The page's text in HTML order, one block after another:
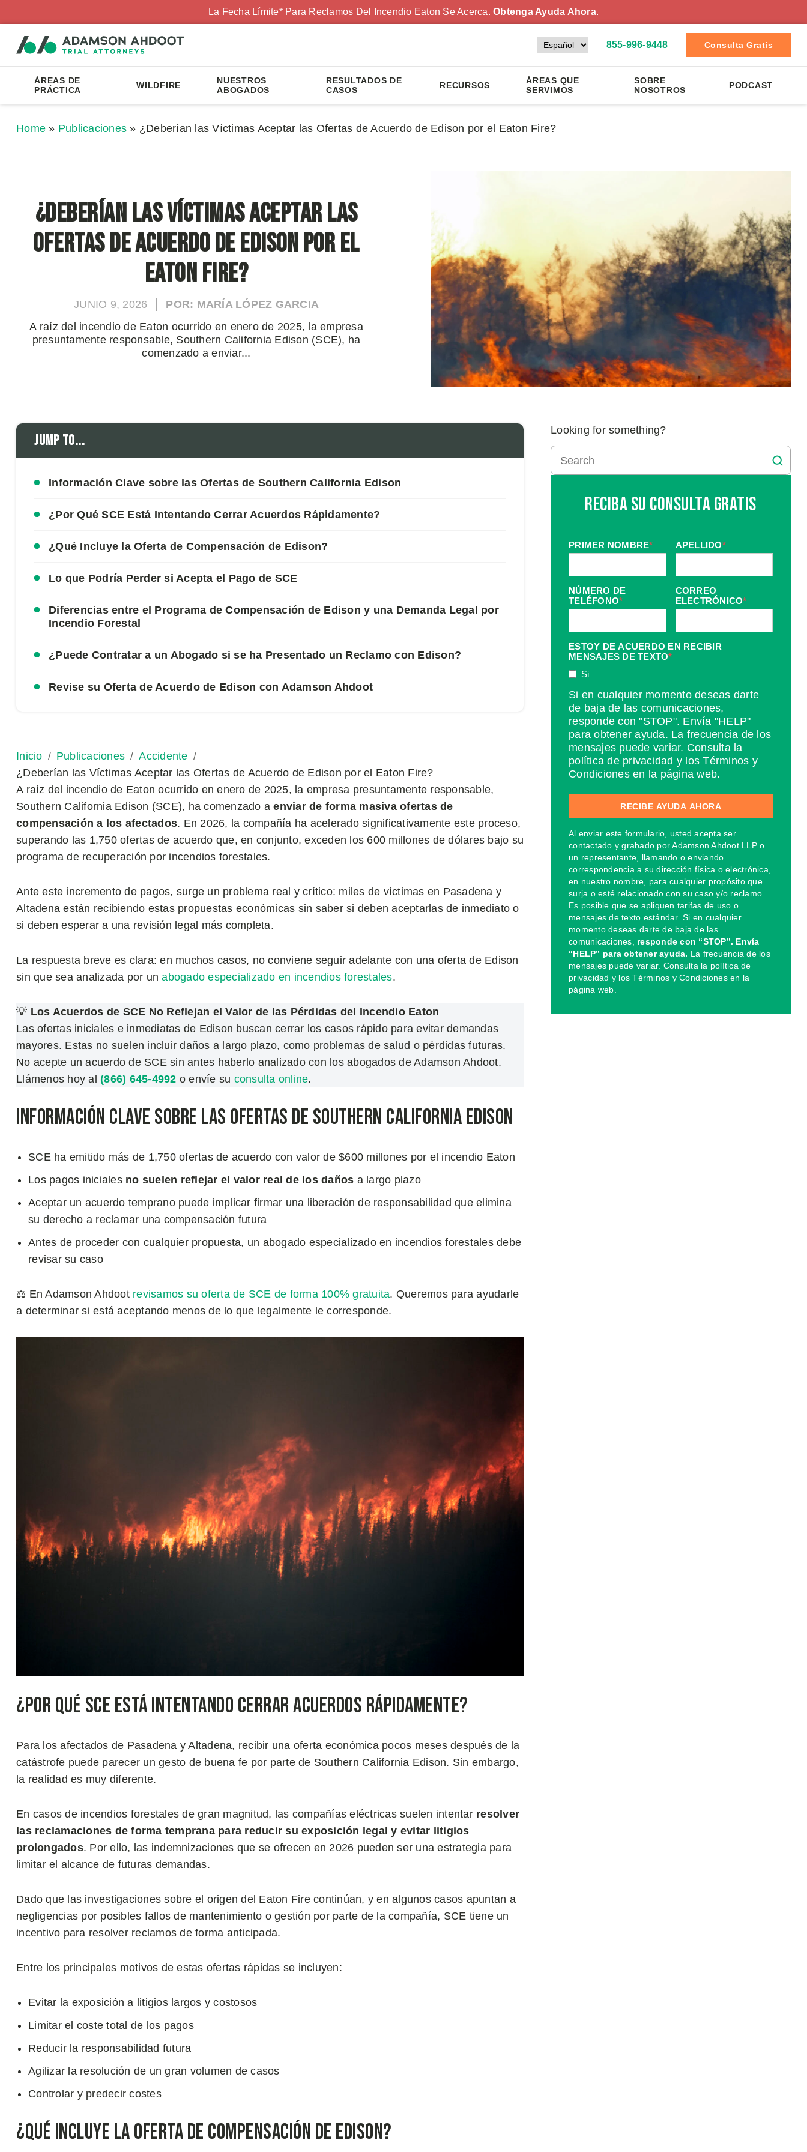
La Fecha Límite* Para Reclamos Del Incendio Eaton Se Acerca.Obtenga Ayuda Ahora.
855-996-9448 Consulta Gratis
ÁREAS DE
PRÁCTICA
WILDFIRE
NUESTROS
ABOGADOS
RESULTADOS DE
CASOS
RECURSOS
ÁREAS QUE
SERVIMOS
SOBRE
NOSOTROS
PODCAST
Home » Publicaciones » ¿Deberían las Víctimas Aceptar las Ofertas de Acuerdo de Edison por el Eaton Fire?
¿Deberían las Víctimas Aceptar las
Ofertas de Acuerdo de Edison por el
Eaton Fire?
JUNIO 9, 2026
POR: MARÍA LÓPEZ GARCIA
A raíz del incendio de Eaton ocurrido en enero de 2025, la empresa
presuntamente responsable, Southern California Edison (SCE), ha
comenzado a enviar...
Jump to...
Información Clave sobre las Ofertas de Southern California Edison
¿Por Qué SCE Está Intentando Cerrar Acuerdos Rápidamente?
¿Qué Incluye la Oferta de Compensación de Edison?
Lo que Podría Perder si Acepta el Pago de SCE
Diferencias entre el Programa de Compensación de Edison y una Demanda Legal por
Incendio Forestal
¿Puede Contratar a un Abogado si se ha Presentado un Reclamo con Edison?
Revise su Oferta de Acuerdo de Edison con Adamson Ahdoot
Inicio Publicaciones
Accidente
¿Deberían las Víctimas Aceptar las Ofertas de Acuerdo de Edison por el Eaton Fire?
A raíz del incendio de Eaton ocurrido en enero de 2025, la empresa presuntamente responsable,
Southern California Edison (SCE), ha comenzado aenviar de forma masiva ofertas de
compensación a los afectados. En 2026, la compañía ha acelerado significativamente este proceso,
superando las 1,750 ofertas de acuerdo que, en conjunto, exceden los 600 millones de dólares bajo su
programa de recuperación por incendios forestales.
Ante este incremento de pagos, surge un problema real y crítico: miles de víctimas en Pasadena y
Altadena están recibiendo estas propuestas económicas sin saber si deben aceptarlas de inmediato o
si deben esperar a una revisión legal más completa.
La respuesta breve es clara: en muchos casos, no conviene seguir adelante con una oferta de Edison
sin que sea analizada por unabogado especializado en incendios forestales.
💡 Los Acuerdos de SCE No Reflejan el Valor de las Pérdidas del Incendio Eaton
Las ofertas iniciales e inmediatas de Edison buscan cerrar los casos rápido para evitar demandas
mayores. Estas no suelen incluir daños a largo plazo, como problemas de salud o pérdidas futuras.
No acepte un acuerdo de SCE sin antes haberlo analizado con los abogados de Adamson Ahdoot.
Llámenos hoy al (866) 645-4992 o envíe su consulta online.
Información Clave sobre las Ofertas de Southern California Edison
SCE ha emitido más de 1,750 ofertas de acuerdo con valor de $600 millones por el incendio Eaton
Los pagos iniciales no suelen reflejar el valor real de los daños a largo plazo
Aceptar un acuerdo temprano puede implicar firmar una liberación de responsabilidad que elimina
su derecho a reclamar una compensación futura
Antes de proceder con cualquier propuesta, un abogado especializado en incendios forestales debe
revisar su caso
⚖️ En Adamson Ahdoot revisamos su oferta de SCE de forma 100% gratuita. Queremos para ayudarle
a determinar si está aceptando menos de lo que legalmente le corresponde.
¿Por Qué SCE Está Intentando Cerrar Acuerdos Rápidamente?
Para los afectados de Pasadena y Altadena, recibir una oferta económica pocos meses después de la
catástrofe puede parecer un gesto de buena fe por parte de Southern California Edison. Sin embargo,
la realidad es muy diferente.
En casos de incendios forestales de gran magnitud, las compañías eléctricas suelen intentar resolver
las reclamaciones de forma temprana para reducir su exposición legal y evitar litigios
prolongados. Por ello, las indemnizaciones que se ofrecen en 2026 pueden ser una estrategia para
limitar el alcance de futuras demandas.
Dado que las investigaciones sobre el origen del Eaton Fire continúan, y en algunos casos apuntan a
negligencias por posibles fallos de mantenimiento o gestión por parte de la compañía, SCE tiene un
incentivo para resolver reclamos de forma anticipada.
Entre los principales motivos de estas ofertas rápidas se incluyen:
Evitar la exposición a litigios largos y costosos
Limitar el coste total de los pagos
Reducir la responsabilidad futura
Agilizar la resolución de un gran volumen de casos
Controlar y predecir costes
¿Qué Incluye la Oferta de Compensación de Edison?
Looking for something?
Reciba Su Consulta Gratis
PRIMER NOMBRE* APELLIDO*
NÚMERO DE
TELÉFONO*
CORREO
ELECTRÓNICO*
ESTOY DE ACUERDO EN RECIBIR
MENSAJES DE TEXTO*
Si
Si en cualquier momento deseas darte
de baja de las comunicaciones,
responde con "STOP". Envía "HELP"
para obtener ayuda. La frecuencia de los
mensajes puede variar. Consulta la
política de privacidad y los Términos y
Condiciones en la página web.
Al enviar este formulario, usted acepta ser
contactado y grabado por Adamson Ahdoot LLP o
un representante, llamando o enviando
correspondencia a su dirección física o electrónica,
en nuestro nombre, para cualquier propósito que
surja o esté relacionado con su caso y/o reclamo.
Es posible que se apliquen tarifas de uso o
mensajes de texto estándar. Si en cualquier
momento deseas darte de baja de las
comunicaciones, responde con “STOP”. Envía
“HELP” para obtener ayuda. La frecuencia de los
mensajes puede variar. Consulta la política de
privacidad y los Términos y Condiciones en la
página web.